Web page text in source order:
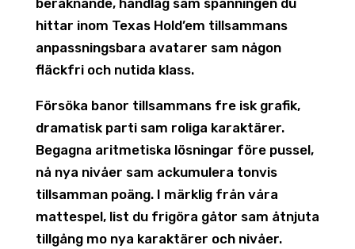
beräknande, handlag sam spänningen du
hittar inom Texas Hold’em tillsammans
anpassningsbara avatarer sam någon
fläckfri och nutida klass.
Försöka banor tillsammans fre isk grafik,
dramatisk parti sam roliga karaktärer.
Begagna aritmetiska lösningar före pussel,
nå nya nivåer sam ackumulera tonvis
tillsamman poäng. I märklig från våra
mattespel, list du frigöra gåtor sam åtnjuta
tillgång mo nya karaktärer och nivåer.